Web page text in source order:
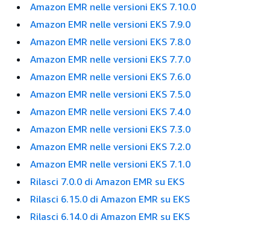
Amazon EMR nelle versioni EKS 7.10.0
Amazon EMR nelle versioni EKS 7.9.0
Amazon EMR nelle versioni EKS 7.8.0
Amazon EMR nelle versioni EKS 7.7.0
Amazon EMR nelle versioni EKS 7.6.0
Amazon EMR nelle versioni EKS 7.5.0
Amazon EMR nelle versioni EKS 7.4.0
Amazon EMR nelle versioni EKS 7.3.0
Amazon EMR nelle versioni EKS 7.2.0
Amazon EMR nelle versioni EKS 7.1.0
Rilasci 7.0.0 di Amazon EMR su EKS
Rilasci 6.15.0 di Amazon EMR su EKS
Rilasci 6.14.0 di Amazon EMR su EKS